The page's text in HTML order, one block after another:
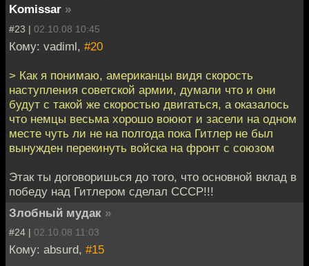
Komissar »
#23 | 02.10.08 10:45
Кому: vadiml, #20
> Как я понимаю, американцы видя скорость
наступления советской армии, думали что и они
будут с такой же скоростью двигаться, а оказалось
что немцы весьма хорошо воюют и засели на одном
месте чуть ли не на полгода пока Гитлер не был
вынужден перекинуть войска на фронт с союзом
Этак ты договоришься до того, что основной вклад в
победу над Гитлером сделал СССР!!!
Злобный мудак »
#24 | 02.10.08 11:03
Кому: absurd, #15